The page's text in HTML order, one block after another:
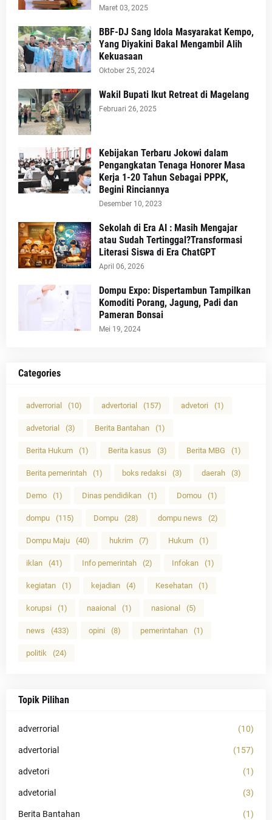
Maret 03, 2025
BBF-DJ Sang Idola Masyarakat Kempo,
Yang Diyakini Bakal Mengambil Alih
Kekuasaan
Oktober 25, 2024
Wakil Bupati Ikut Retreat di Magelang
Februari 26, 2025
Kebijakan Terbaru Jokowi dalam
Pengangkatan Tenaga Honorer Masa
Kerja 1-20 Tahun Sebagai PPPK,
Begini Rinciannya
Desember 10, 2023
Sekolah di Era AI : Masih Mengajar
atau Sudah Tertinggal?Transformasi
Literasi Siswa di Era ChatGPT
April 06, 2026
Dompu Expo: Dispertambun Tampilkan
Komoditi Porang, Jagung, Padi dan
Pameran Bonsai
Mei 19, 2024
Categories
adverrorial (10) advertorial (157) advetori (1)
advetorial (3) Berita Bantahan (1)
Berita Hukum (1) Berita kasus (3) Berita MBG (1)
Berita pemerintah (1) boks redaksi (3) daerah (3)
Demo (1) Dinas pendidikan (1) Domou (1)
dompu (115) Dompu (28) dompu news (2)
Dompu Maju (40) hukrim (7) Hukum (1)
iklan (41) Info pemerintah (2) Infokan (1)
kegiatan (1) kejadian (4) Kesehatan (1)
korupsi (1) naaional (1) nasional (5)
news (433) opini (8) pemerintahan (1)
politik (24)
Topik Pilihan
adverrorial (10)
advertorial (157)
advetori (1)
advetorial (3)
Berita Bantahan (1)